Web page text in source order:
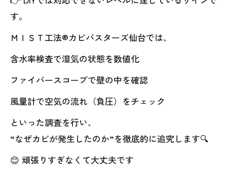
す。
ＭＩＳＴ工法®カビバスターズ仙台では、
含水率検査で湿気の状態を数値化
ファイバースコープで壁の中を確認
風量計で空気の流れ（負圧）をチェック
といった調査を行い、
“なぜカビが発生したのか”を徹底的に追究します🔍
😊 頑張りすぎなくて大丈夫です